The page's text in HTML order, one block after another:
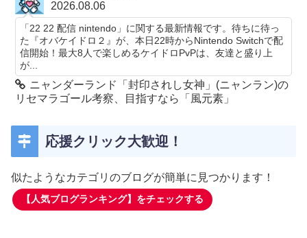
2026.08.06
「22 22 配信 nintendo」に関する最新情報です。待ちに待っ
た『オバケイドロ２』が、本日22時からNintendo Switchで配
信開始！最大8人で楽しめるケイドロPvPは、友達と盛り上
が...
ニャンダーランド「封印されし女神」(ニャンラン)の
リセマラゴール考察、目指すなら「風元素」
応援クリック大歓迎！
似たようなカテゴリのブログが簡単に見つかります！
【人気ブログランキング】をチェックする